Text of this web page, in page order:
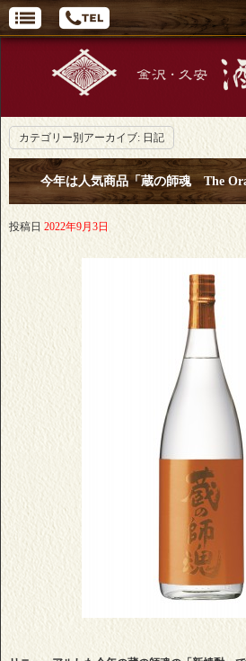
カテゴリー別アーカイブ: 日記
今年は人気商品「蔵の師魂 The
投稿日 2022年9月3日